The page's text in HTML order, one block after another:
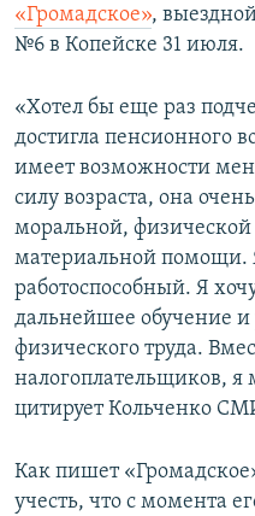
«Громадское»,
№6 в Копейске 31 июля.
«Хотел бы еще раз
достигла пенсионного
имеет возможности
силу возраста, она
моральной,
материальной помощи.
работоспособный. Я
дальнейшее обучение и
физического труда.
налогоплательщиков, я
цитирует Кольченко
Как пишет
учесть, что с момента